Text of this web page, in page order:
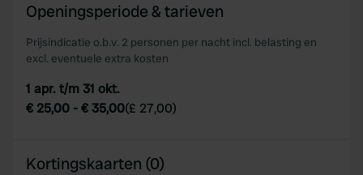
Openingsperiode & tarieven
Prijsindicatie o.b.v. 2 personen per nacht incl. belasting en
excl. eventuele extra kosten
1 apr. t/m 31 okt.
€ 25,00 -€ 35,00(£ 27,00)
Kortingskaarten (0)